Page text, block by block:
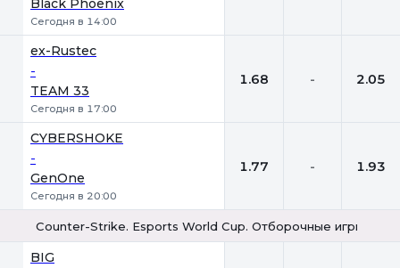
Black Phoenix
Сегодня в 14:00
ex-Rustec
-
TEAM 33
Сегодня в 17:00
1.68 - 2.05
CYBERSHOKE
-
GenOne
Сегодня в 20:00
1.77 - 1.93
Counter-Strike. Esports World Cup. Отборочные игры. Bo3
BIG